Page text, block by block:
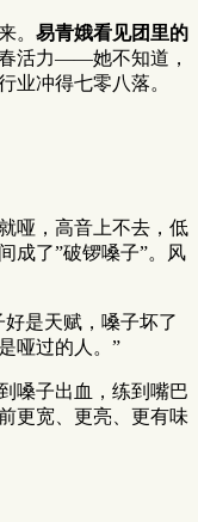
。 易青娥看见团里的
活力——她不知道，
业冲得七零八落。
哑，高音上不去，低
成了”破锣嗓子”。风
是天赋，嗓子坏了
哑过的人。”
嗓子出血，练到嘴巴
更宽、更亮、更有味